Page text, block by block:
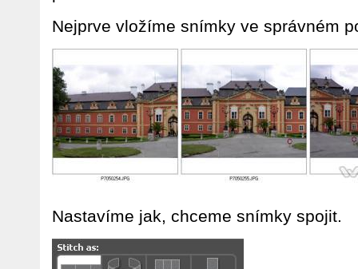
Nejprve vložíme snímky ve správném
Nastavíme jak, chceme snímky spojit.